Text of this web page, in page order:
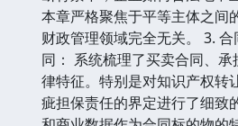
本章严格聚焦于平等主体之间
财政管理领域完全无关。 3.
同： 系统梳理了买卖合同、
律特征。特别是对知识产权转
疵担保责任的界定进行了细致